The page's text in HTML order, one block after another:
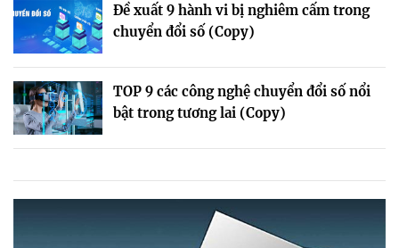
Đề xuất 9 hành vi bị nghiêm cấm trong
chuyển đổi số (Copy)
TOP 9 các công nghệ chuyển đổi số nổi
bật trong tương lai (Copy)